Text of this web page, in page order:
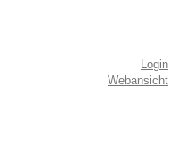
Login
Webansicht